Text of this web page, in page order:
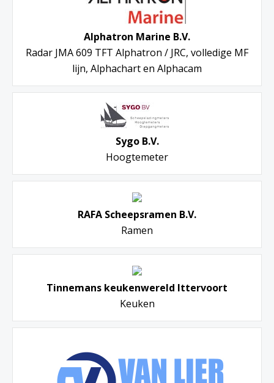
Alphatron Marine B.V.
Radar JMA 609 TFT Alphatron / JRC, volledige MF
lijn, Alphachart en Alphacam
Sygo B.V.
Hoogtemeter
RAFA Scheepsramen B.V.
Ramen
Tinnemans keukenwereld Ittervoort
Keuken